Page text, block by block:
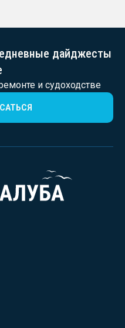
дайджесты
и судоходстве